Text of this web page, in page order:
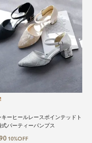
ない...もっ
しみたい
キーヒールレースポインテッドト
式パーティーパンプス
10%OFF